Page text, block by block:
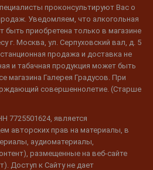
проконсультируют Вас о
Уведомляем, что алкогольная
быть приобретена только в магазине
г. Москва, ул. Серпуховский вал, д. 5
продажа и доставка не
и табачная продукция может быть
магазина Галерея Градусов. При
совершеннолетие. (Старше
7725501624, является
авторских прав на материалы, в
аудиоматериалы,
размещенные на веб-сайте
Доступ к Сайту не дает